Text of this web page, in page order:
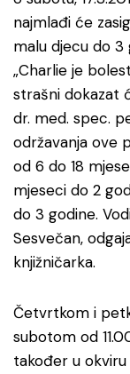
najmlađi će
malu djecu do
„Charlie je
strašni dokazat
dr. med. spec.
održavanja ove
od 6 do 18
mjeseci do 2
do 3 godine.
Sesvečan,
knjižničarka.
Četvrtkom i
subotom od
također u